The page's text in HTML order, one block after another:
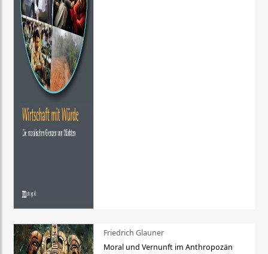
Friedrich Glauner
Moral und Vernunft im Anthropozän